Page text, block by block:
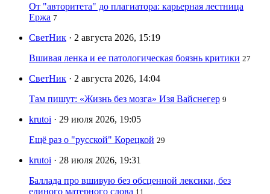
От "авторитета" до плагиатора: карьерная лестница
Ержа 7
СветНик · 2 августа 2026, 15:19
Вшивая ленка и ее патологическая боязнь критики 27
СветНик · 2 августа 2026, 14:04
Там пишут: «Жизнь без мозга» Изя Вайснегер 9
krutoi · 29 июля 2026, 19:05
Ещё раз о "русской" Корецкой 29
krutoi · 28 июля 2026, 19:31
Баллада про вшивую без обсценной лексики, без
единого матерного слова 11